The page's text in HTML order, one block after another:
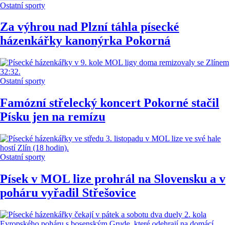
Ostatní sporty
Za výhrou nad Plzní táhla písecké
házenkářky kanonýrka Pokorná
Ostatní sporty
Famózní střelecký koncert Pokorné stačil
Písku jen na remízu
Ostatní sporty
Písek v MOL lize prohrál na Slovensku a v
poháru vyřadil Střešovice